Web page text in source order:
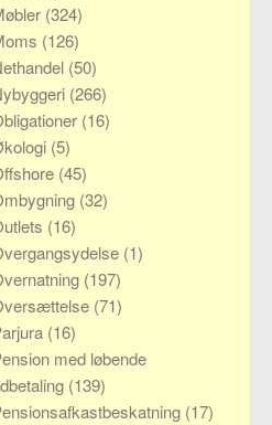
(324)
(126)
(50)
(266)
(16)
(5)
(45)
(32)
(16)
(1)
(197)
(71)
(16)
med løbende
(139)
(17)